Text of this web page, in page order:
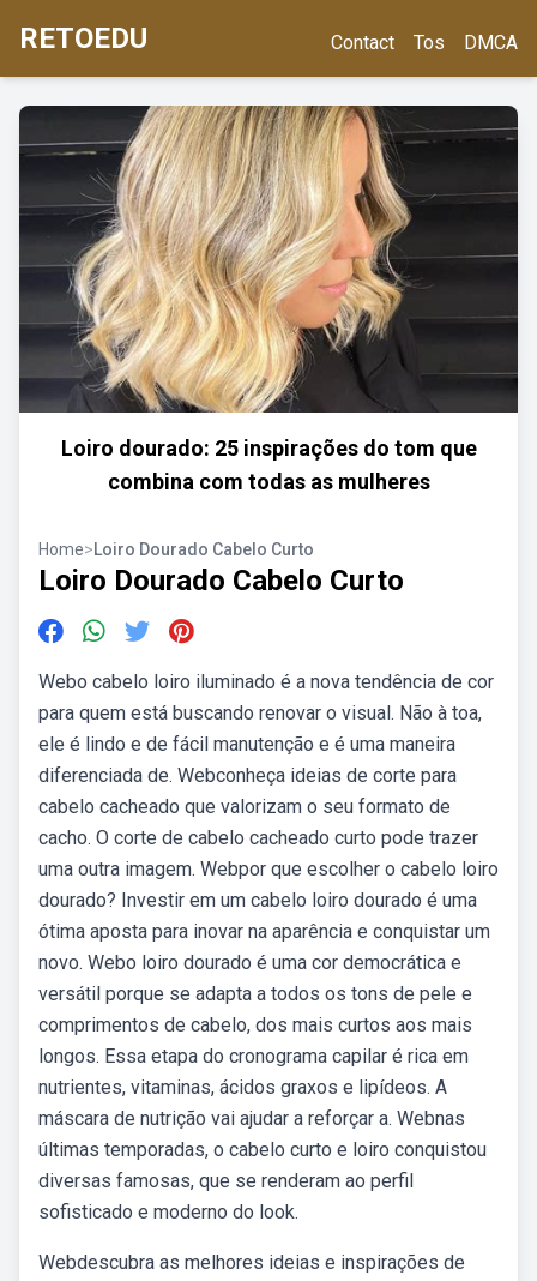
RETOEDU Contact Tos DMCA
Loiro dourado: 25 inspirações do tom que
combina com todas as mulheres
Home>Loiro Dourado Cabelo Curto
Loiro Dourado Cabelo Curto
Webo cabelo loiro iluminado é a nova tendência de cor
para quem está buscando renovar o visual. Não à toa,
ele é lindo e de fácil manutenção e é uma maneira
diferenciada de. Webconheça ideias de corte para
cabelo cacheado que valorizam o seu formato de
cacho. O corte de cabelo cacheado curto pode trazer
uma outra imagem. Webpor que escolher o cabelo loiro
dourado? Investir em um cabelo loiro dourado é uma
ótima aposta para inovar na aparência e conquistar um
novo. Webo loiro dourado é uma cor democrática e
versátil porque se adapta a todos os tons de pele e
comprimentos de cabelo, dos mais curtos aos mais
longos. Essa etapa do cronograma capilar é rica em
nutrientes, vitaminas, ácidos graxos e lipídeos. A
máscara de nutrição vai ajudar a reforçar a. Webnas
últimas temporadas, o cabelo curto e loiro conquistou
diversas famosas, que se renderam ao perfil
sofisticado e moderno do look.
Webdescubra as melhores ideias e inspirações de